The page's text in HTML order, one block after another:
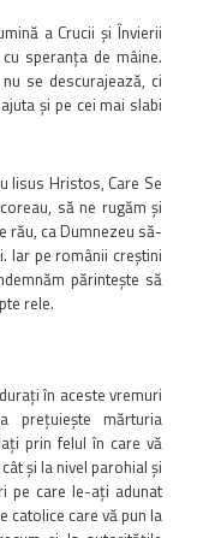
a Crucii şi Învierii
speranţa de mâine.
se descurajează, ci
şi pe cei mai slabi
Iisus Hristos, Care Se
să ne rugăm şi
rău, ca Dumnezeu să-
Iar pe românii creştini
părinteşte să
rele.
în aceste vremuri
preţuieşte mărturia
prin felul în care vă
şi la nivel parohial şi
pe care le-aţi adunat
catolice care vă pun la